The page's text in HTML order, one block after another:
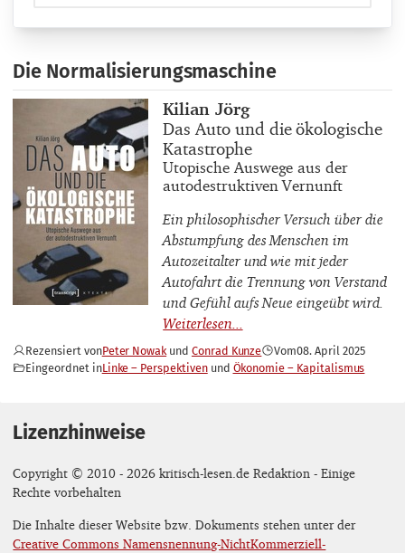
Die Normalisierungsmaschine
Buchautor_innen
Kilian Jörg
Buchtitel
Das Auto und die ökologische
Katastrophe
Buchuntertitel
Utopische Auswege aus der
autodestruktiven Vernunft
Ein philosophischer Versuch über die
Abstumpfung des Menschen im
Autozeitalter und wie mit jeder
Autofahrt die Trennung von Verstand
und Gefühl aufs Neue eingeübt wird.
Rezensiert vonPeter Nowak Conrad Kunze Vom08. April 2025
Eingeordnet inLinke – Perspektiven Ökonomie – Kapitalismus
Lizenzhinweise
Copyright © 2010 - 2026 kritisch-lesen.de Redaktion - Einige
Rechte vorbehalten
Die Inhalte dieser Website bzw. Dokuments stehen unter der
Creative Commons Namensnennung-NichtKommerziell-